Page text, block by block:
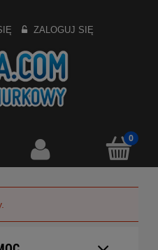
ZALOGUJ SIĘ